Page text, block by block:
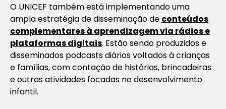
O UNICEF também está implementando uma
ampla estratégia de disseminação de conteúdos
complementares à aprendizagem via rádios e
plataformas digitais. Estão sendo produzidos e
disseminados podcastsdiários voltados à crianças
e famílias, com contação de histórias, brincadeiras
e outras atividades focadas no desenvolvimento
infantil.